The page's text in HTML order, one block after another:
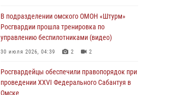
Победы» в Омске
29 июля 2026, 01:49 2
Росгвардейцы приняли участие в крестном
28 июля 2026, 01:44 6
В подразделении омского ОМОН «Штурм»
Росгвардии прошла тренировка по
управлению беспилотниками (видео)
30 июля 2026, 04:39 2 2
Росгвардейцы обеcпечили правопорядок при
проведении XXVI Федерального Сабантуя в
Омске